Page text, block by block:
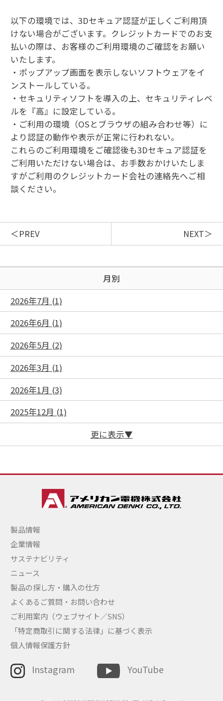
以下の環境では、3Dセキュア認証が正しくご利用頂
けない場合がございます。クレジットカードでのお支
払いの際は、お客様のご利用環境のご確認をお願い
いたします。
・ポップアップ画面を表示しないソフトウェアをイ
ンストールしている。
・セキュリティソフトを導入の上、セキュリティレベ
ルを『高』に設定している。
・ご利用の環境（OSとブラウザの組み合わせ等）に
より認証の動作や表示が正常に行われない。
これらのご利用環境をご確認後も3Dセキュア認証を
ご利用いただけない場合は、お手数おかけいたしま
すがご利用のクレジットカード会社の連絡先へご相
談ください。
PREV NEXT
月別
2026年7月 (1)
2026年6月 (1)
2026年5月 (2)
2026年3月 (1)
2026年1月 (3)
2025年12月 (1)
更に表示
製品情報
企業情報
サステナビリティ
ニュース
製品の探し方・購入の仕方
よくあるご質問・お問い合わせ
ご利用案内（ウェブサイト／SNS）
「特定商取引に関する法律」に基づく表示
個人情報保護方針
Instagram YouTube